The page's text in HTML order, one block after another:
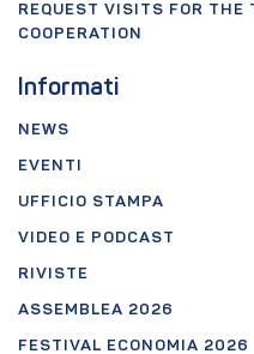
REQUEST VISITS FOR THE
COOPERATION
Informati
NEWS
EVENTI
UFFICIO STAMPA
VIDEO E PODCAST
RIVISTE
ASSEMBLEA 2026
FESTIVAL ECONOMIA 2026